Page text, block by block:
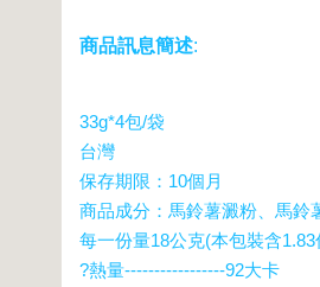
商品訊息簡述:
33g*4包/袋
台灣
保存期限：10個月
商品成分：馬鈴薯澱粉、馬鈴
每一份量18公克(本包裝含1.83
?熱量-----------------92大卡